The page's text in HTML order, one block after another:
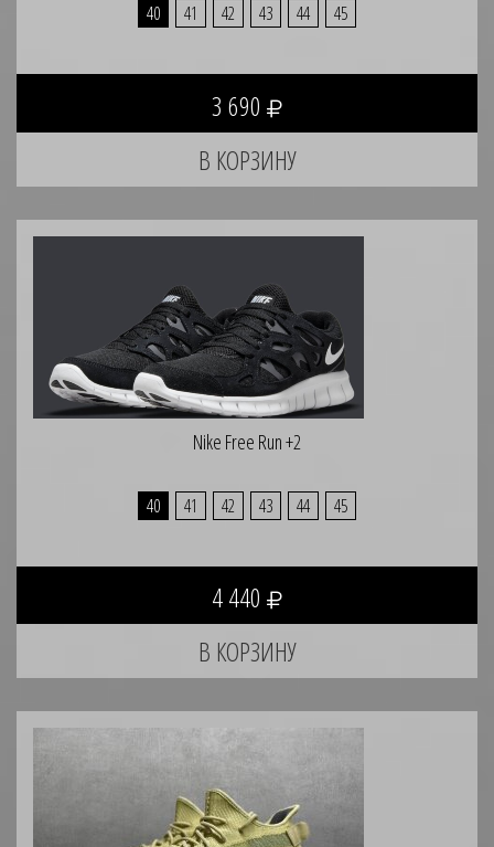
40 41 42 43 44 45
3 690
Nike Free Run +2
40 41 42 43 44 45
4 440